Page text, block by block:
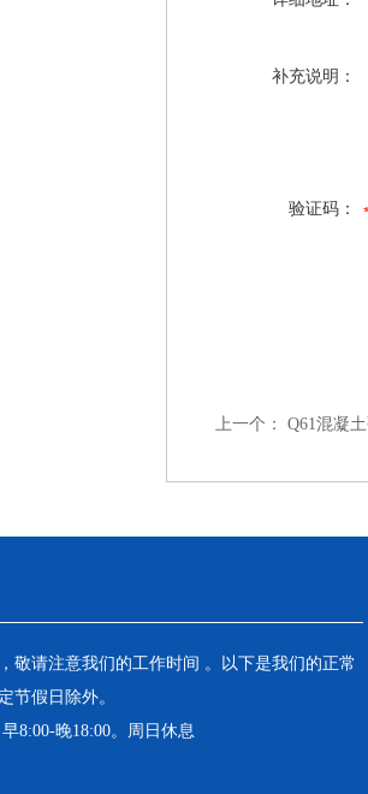
补充说明：
验证码：
上一个： Q61混凝
敬请注意我们的工作时间 。以下是我们的正常
节假日除外。
8:00-晚18:00。周日休息